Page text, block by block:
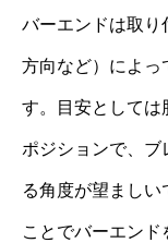
バーエンドは取り
方向など）によっ
す。目安としては
ポジションで、ブ
る角度が望まし
ことでバーエン